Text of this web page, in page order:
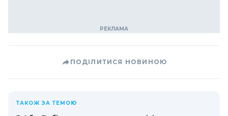
ПОДІЛИТИСЯ НОВИНОЮ
ТАКОЖ ЗА ТЕМОЮ